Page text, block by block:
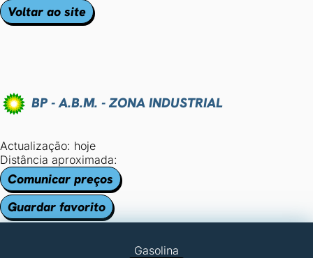
Voltar ao site
BP - A.B.M. - ZONA INDUSTRIAL
Actualização: hoje
Distância aproximada:
Comunicar preços
Guardar favorito
Gasolina